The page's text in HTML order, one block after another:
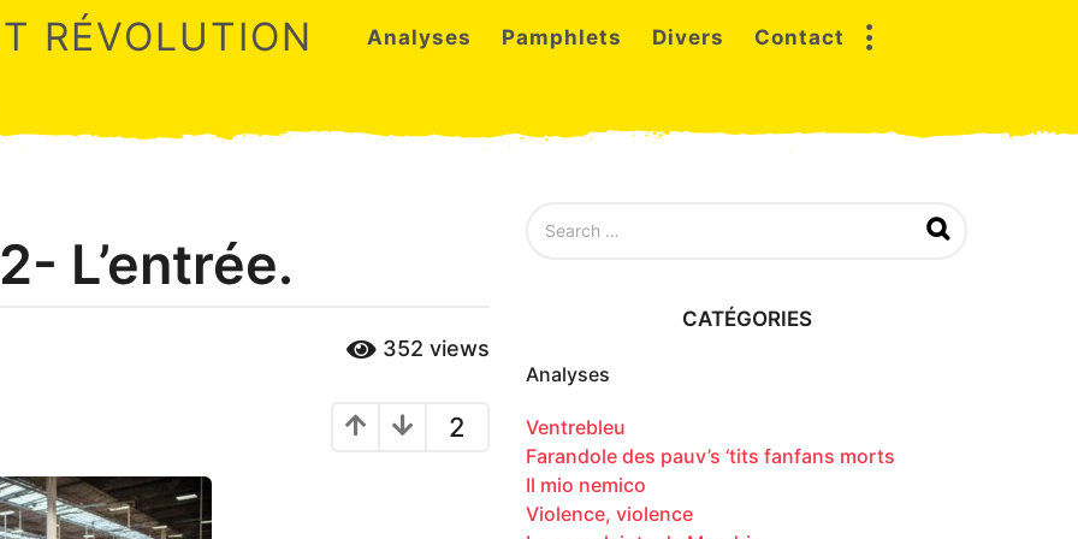
RÉVOLUTION Analyses Pamphlets Divers Contact
L’entrée.
352 views
2
o
:
CATÉGORIES
Analyses
Ventrebleu
Farandole des pauv’s ‘tits fanfans morts
Il mio nemico
Violence, violence